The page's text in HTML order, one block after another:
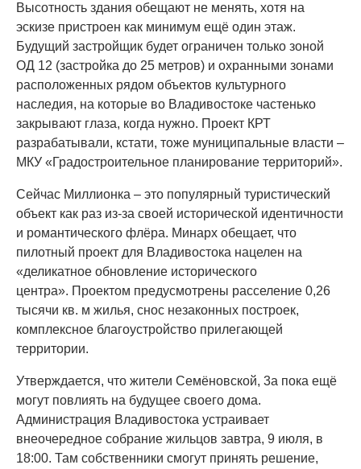
Высотность здания обещают не менять, хотя на
эскизе пристроен как минимум ещё один этаж.
Будущий застройщик будет ограничен только зоной
ОД 12 (застройка до 25 метров) и охранными зонами
расположенных рядом объектов культурного
наследия, на которые во Владивостоке частенько
закрывают глаза, когда нужно. Проект КРТ
разрабатывали, кстати, тоже муниципальные власти –
МКУ «Градостроительное планирование территорий».
Сейчас Миллионка – это популярный туристический
объект как раз из-за своей исторической идентичности
и романтического флёра. Минарх обещает, что
пилотный проект для Владивостока нацелен на
«деликатное обновление исторического
центра». Проектом предусмотрены расселение 0,26
тысячи кв. м жилья, снос незаконных построек,
комплексное благоустройство прилегающей
территории.
Утверждается, что жители Семёновской, 3а пока ещё
могут повлиять на будущее своего дома.
Администрация Владивостока устраивает
внеочередное собрание жильцов завтра, 9 июля, в
18:00. Там собственники смогут принять решение,